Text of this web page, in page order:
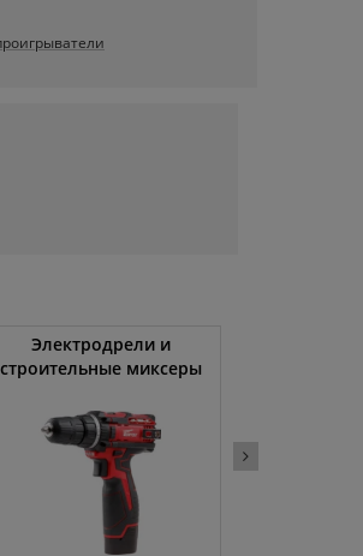
Электродрели и
строительные миксеры